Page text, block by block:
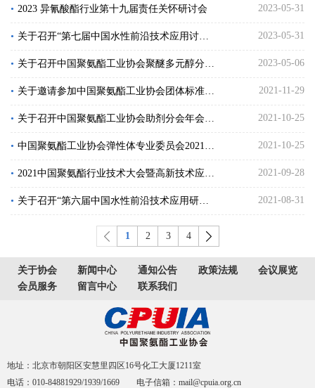
• 2023 异氰酸酯行业第十九届责任关怀研讨会 2023-05-31
• 关于召开“第七届中国水性前沿技术应用讨论会暨 第二届万华杯水性技术青年科技论文竞赛”的通知 2023-05-31
• 关于召开中国聚氨酯工业协会聚醚多元醇分会第十三届科研、生产、技术 交流大会的通知 2023-05-06
• 关于邀请参加中国聚氨酯工业协会团体标准 《建筑用聚异氰脲酸酯》编写的邀请函 2021-11-29
• 关于召开中国聚氨酯工业协会助剂分会年会 暨第二届聚氨酯助剂技术研讨会的通知 2021-10-25
• 中国聚氨酯工业协会弹性体专业委员会2021年年会暨聚氨酯弹性体技术研讨会通知 2021-10-25
• 2021中国聚氨酯行业技术大会暨高新技术应用论坛 2021-09-28
• 关于召开“第六届中国水性前沿技术应用研讨会 暨第一届水性技术青年科技论文竞赛”的通知 2021-08-31
1 2 3 4
关于协会 新闻中心 通知公告 政策法规
会议展览
会员服务
留言中心 联系我们
地址：北京市朝阳区安慧里四区16号化工大厦1211室
电话：010-84881929/1939/1669 电子信箱：mail@cpuia.org.cn